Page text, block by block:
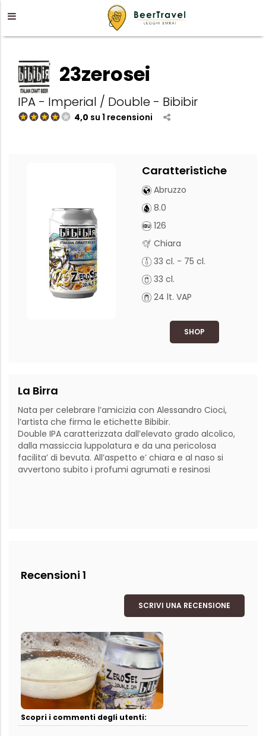
23zerosei
IPA - Imperial / Double - Bibibir
4,0 su 1 recensioni
Caratteristiche
Abruzzo
8.0
126
Chiara
33 cl. - 75 cl.
33 cl.
24 lt. VAP
SHOP
La Birra
Nata per celebrare l’amicizia con Alessandro Cioci,
l’artista che firma le etichette Bibibir.
Double IPA caratterizzata dall’elevato grado alcolico,
dalla massiccia luppolatura e da una pericolosa
facilita’ di bevuta. All’aspetto e’ chiara e al naso si
avvertono subito i profumi agrumati e resinosi
Recensioni 1
SCRIVI UNA RECENSIONE
Scopri i commenti degli utenti: